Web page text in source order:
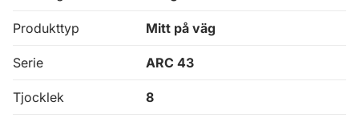
Produkttyp Mitt på väg
Serie ARC 43
Tjocklek 8